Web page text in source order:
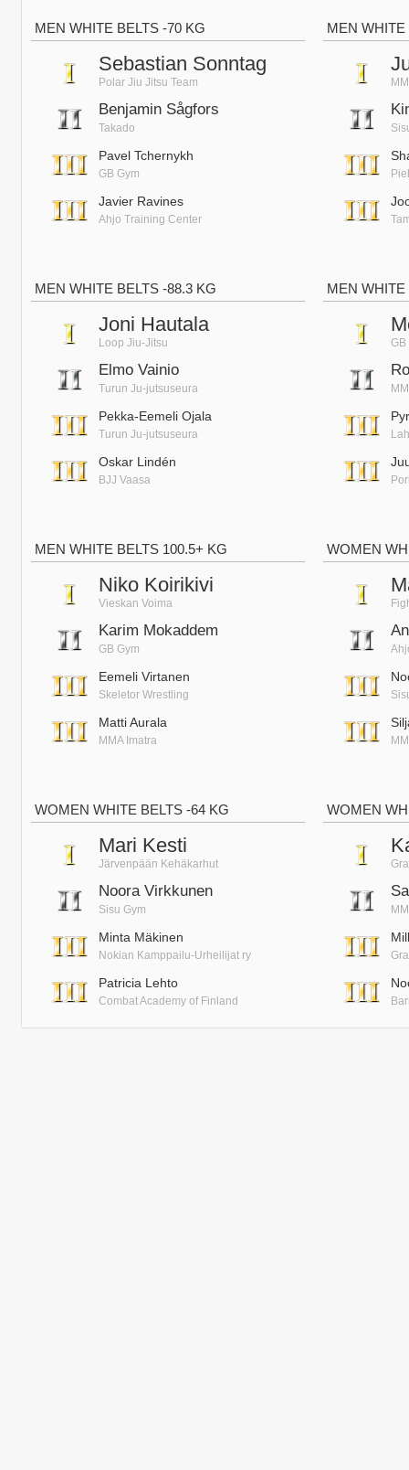
MEN WHITE BELTS -70 KG
Sebastian Sonntag
Polar Jiu Jitsu Team
Benjamin Sågfors
Takado
Pavel Tchernykh
GB Gym
Javier Ravines
Ahjo Training Center
MEN
MEN WHITE BELTS -88.3 KG
Joni Hautala
Loop Jiu-Jitsu
Elmo Vainio
Turun Ju-jutsuseura
Pekka-Eemeli Ojala
Turun Ju-jutsuseura
Oskar Lindén
BJJ Vaasa
MEN WHITE
GB
MEN WHITE BELTS 100.5+ KG
Niko Koirikivi
Vieskan Voima
Karim Mokaddem
GB Gym
Eemeli Virtanen
Skeletor Wrestling
Matti Aurala
MMA Imatra
WOMEN
WOMEN WHITE BELTS -64 KG
Mari Kesti
Järvenpään Kehäkarhut
Noora Virkkunen
Sisu Gym
Minta Mäkinen
Nokian Kamppailu-Urheilijat ry
Patricia Lehto
Combat Academy of Finland
WOMEN